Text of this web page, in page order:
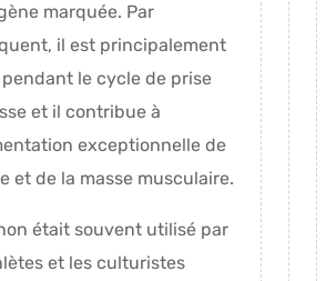
marquée. Par
il est principalement
le cycle de prise
et il contribue à
exceptionnelle de
et de la masse musculaire.
était souvent utilisé par
et les culturistes